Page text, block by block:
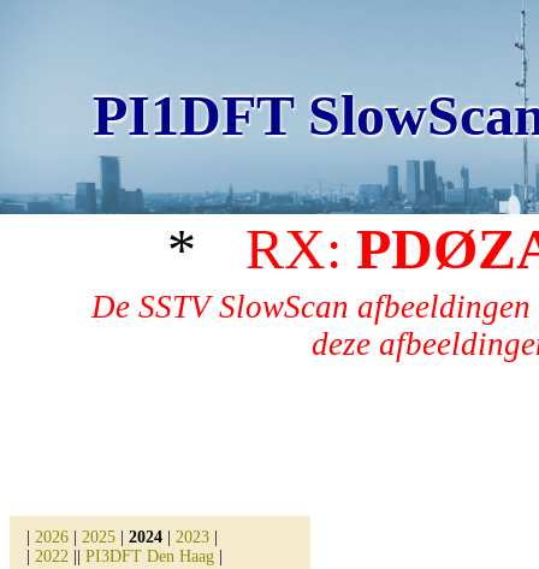
PI1DFT
* RX:
De SSTV SlowScan
deze
2026 2025 2024 2023
2022 PI3DFT Den Haag